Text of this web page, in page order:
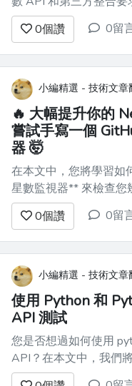
稱為**環境或配置變數
些變數通常儲存在受密
如 CI 工具或部署管道
地開發應用程式時如何
(https://cdn-images...
0個讚 0留
小編精選 - 技術文章
🔥 大幅提升你的
嘗試手寫一個
器 🤯
在本文中，您將學習如
星數監視器** 來檢查您
及每天獲得的星數。 - 使用 GitHub API
取得目前每天收到的星星數
上每天繪製美麗的星星圖表。 -
工作來每天收集新星星。 ![吉
(https://dev...
0個讚 0留
小編精選 - 技術文章
使用 Python 和
API 測試
您是否想過如何使用
API？在本文中，我們
Python 和 pytest 框架